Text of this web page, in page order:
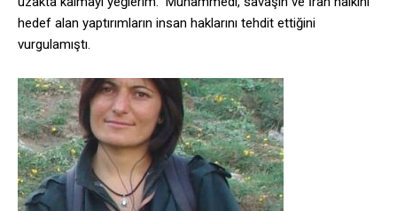
hedef alan yaptırımların insan haklarını tehdit ettiğini
vurgulamıştı.